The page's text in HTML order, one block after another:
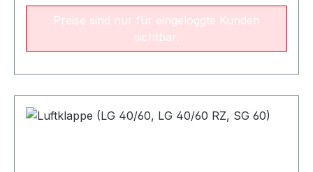
Preise sind nur für eingeloggte Kunden
sichtbar.